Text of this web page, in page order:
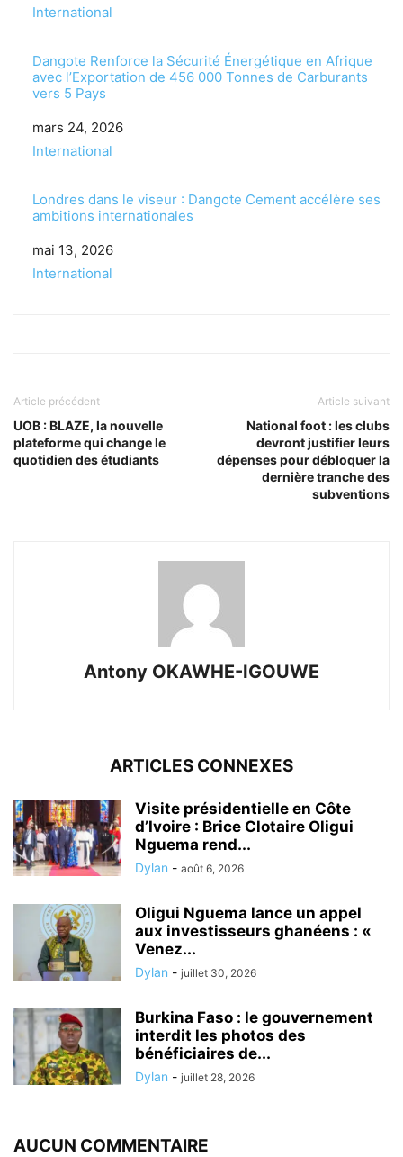
Par rapport à
International
Dangote Renforce la Sécurité Énergétique en Afrique
avec l’Exportation de 456 000 Tonnes de Carburants
vers 5 Pays
Date
mars 24, 2026
Par rapport à
International
Londres dans le viseur : Dangote Cement accélère ses
ambitions internationales
Date
mai 13, 2026
Par rapport à
International
Article précédent
UOB : BLAZE, la nouvelle
plateforme qui change le
quotidien des étudiants
Article suivant
National foot : les clubs
devront justifier leurs
dépenses pour débloquer la
dernière tranche des
subventions
Antony OKAWHE-IGOUWE
ARTICLES CONNEXES
Visite présidentielle en Côte
d’Ivoire : Brice Clotaire Oligui
Nguema rend...
Dylan - août 6, 2026
Oligui Nguema lance un appel
aux investisseurs ghanéens : «
Venez...
Dylan - juillet 30, 2026
Burkina Faso : le gouvernement
interdit les photos des
bénéficiaires de...
Dylan - juillet 28, 2026
AUCUN COMMENTAIRE